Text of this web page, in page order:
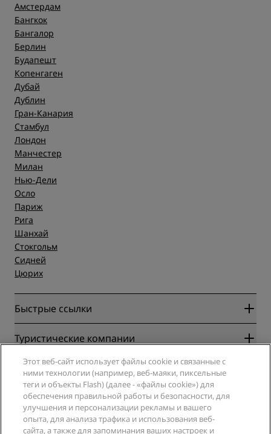
Амстердам
Бангкок
Бангалор
Берлин
Будапешт
Копенгаген
Дубай
Дублин
Гран-Канария
Стамбул
Лондон
Манчестер
Милан
Нью-Дели
Осло
Париж
Рига
Шанхай
Стокгольм
Сидней
Цюрих
Быстрые ссылки
Radisson Rewards
Гарантия лучшей цены онлайн
Blog
Направления
Новые и будущие отели
Приложение Radisson Hotels
Отели со статусом Sports Approved
Отели для семейного отдыха
Туристические компании
Партнеры
Турагенты
Компания
Radisson Hotel Group
СМИ
Вакансии в RHG
Юридическая информация
Центр конфиденциальности
Помощь
Этот веб-сайт использует файлы cookie и связанные с
ними технологии (например, веб-маяки, пиксельные
теги и объекты Flash) (далее - «файлы cookie») для
обеспечения правильной работы и безопасности, для
улучшения и персонализации рекламы и вашего
опыта, для анализа трафика и использования веб-
сайта, а также для запоминания ваших настроек и